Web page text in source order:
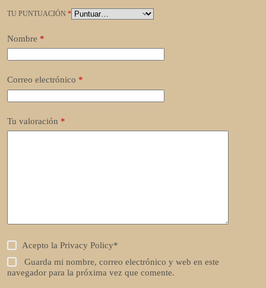
TU PUNTUACIÓN *
Nombre *
Correo electrónico *
Tu valoración *
Acepto laPrivacy Policy*
Guarda mi nombre, correo electrónico y web en este
navegador para la próxima vez que comente.